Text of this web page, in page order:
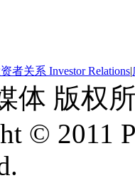
者关系 Investor Relations|
体 版权
© 2011